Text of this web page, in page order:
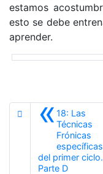
estamos
esto se debe
aprender.
«18: Las
Técnicas
Frónicas
específicas
del primer ciclo.
Parte DAnterior